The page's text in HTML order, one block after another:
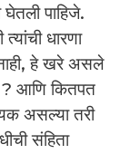
घेतली पाहिजे.
धारणा
नाही, हे खरे असले
? आणि कितपत
असल्या तरी
संहिता